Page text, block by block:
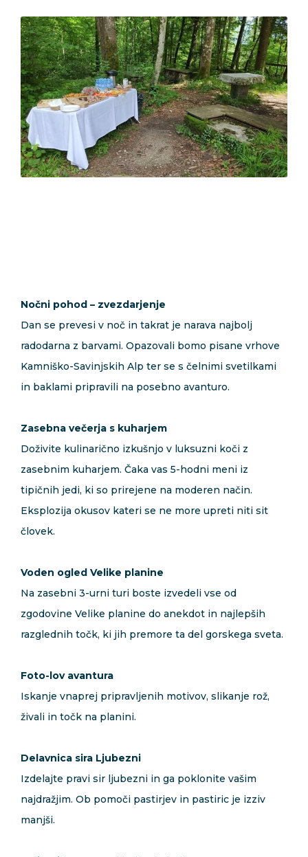
Nočni pohod – zvezdarjenje
Dan se prevesi v noč in takrat je narava najbolj
radodarna z barvami. Opazovali bomo pisane vrhove
Kamniško-Savinjskih Alp ter se s čelnimi svetilkami
in baklami pripravili na posebno avanturo.
Zasebna večerja s kuharjem
Doživite kulinarično izkušnjo v luksuzni koči z
zasebnim kuharjem. Čaka vas 5-hodni meni iz
tipičnih jedi, ki so prirejene na moderen način.
Eksplozija okusov kateri se ne more upreti niti sit
človek.
Voden ogled Velike planine
Na zasebni 3-urni turi boste izvedeli vse od
zgodovine Velike planine do anekdot in najlepših
razglednih točk, ki jih premore ta del gorskega sveta.
Foto-lov avantura
Iskanje vnaprej pripravljenih motivov, slikanje rož,
živali in točk na planini.
Delavnica sira Ljubezni
Izdelajte pravi sir ljubezni in ga poklonite vašim
najdražjim. Ob pomoči pastirjev in pastiric je izziv
manjši.